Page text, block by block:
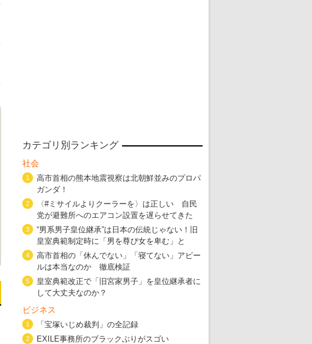
・ 五輪サッカー・久保建英が南アの陽性者に「僕らに損ではない
・ 五輪でIOCラウンジ以外にVIPルーム、広告代理店は物品購入
カテゴリ別ランキング
社会
1
高市首相の熊本地震視察は北朝鮮並みのプロパ
ガンダ！
2
〈#ミサイルよりクーラーを〉は正しい 自民
党が避難所へのエアコン設置を遅らせてきた
3
“男系男子皇位継承”は日本の伝統じゃない！旧
皇室典範制定時に「男を尊び女を卑む」と
4
高市首相の「休んでない」「寝てない」アピー
ルは本当なのか 徹底検証
5
皇室典範改正で「旧宮家男子」を皇位継承者に
して大丈夫なのか？
ビジネス
1 「宝塚いじめ裁判」の全記録
2 EXILE事務所のブラックぶりがスゴい